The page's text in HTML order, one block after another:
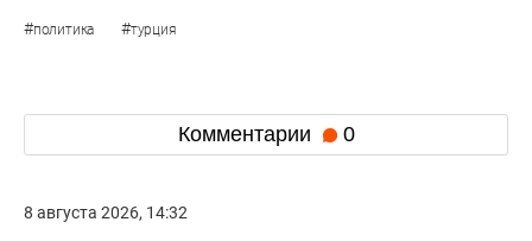
#политика #турция
Комментарии 0
8 августа 2026, 14:32